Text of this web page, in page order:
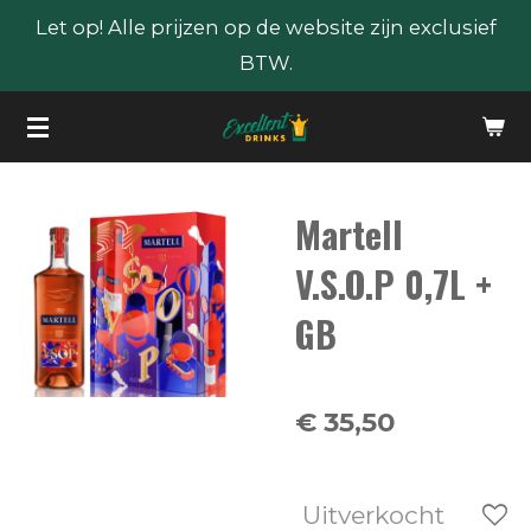
naar
de
hoofdinhoud
Let op! Alle prijzen op de website zijn exclusief
BTW.
Martell
V.S.O.P 0,7L +
GB
€ 35,50
Uitverkocht